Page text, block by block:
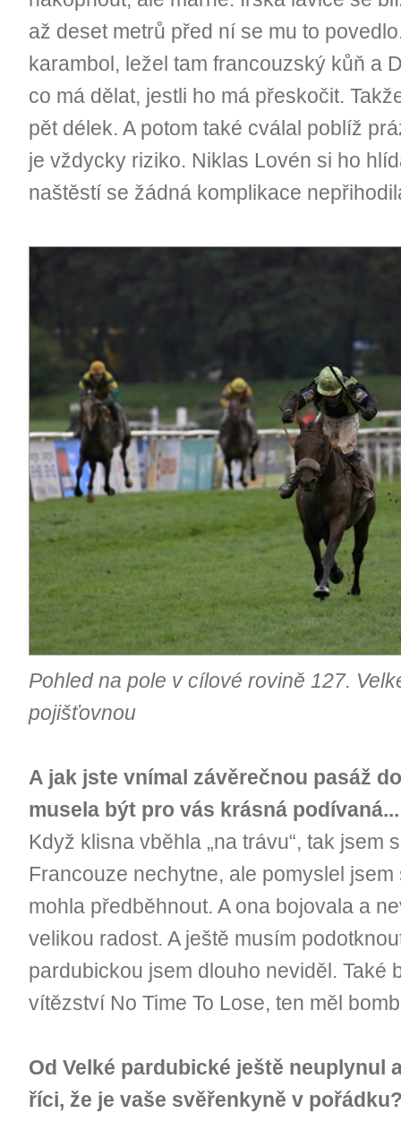
až deset metrů před ní se mu to
karambol, ležel tam francouzský kůň a
co má dělat, jestli ho má přeskočit.
pět délek. A potom také cválal poblíž
je vždycky riziko. Niklas Lovén si ho
naštěstí se žádná komplikace
Pohled na pole v cílové rovině 127.
pojišťovnou
A jak jste vnímal závěrečnou pasáž
musela být pro vás krásná podívaná...
Když klisna vběhla „na trávu“, tak jsem
Francouze nechytne, ale pomyslel
mohla předběhnout. A ona bojovala a
velikou radost. A ještě musím
pardubickou jsem dlouho neviděl. Také
vítězství No Time To Lose, ten měl
Od Velké pardubické ještě neuplynul
říci, že je vaše svěřenkyně v